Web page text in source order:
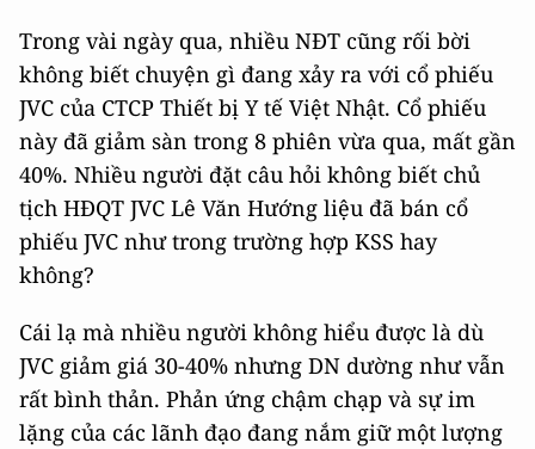
Trong vài ngày qua, nhiều NĐT cũng rối bời
không biết chuyện gì đang xảy ra với cổ phiếu
JVC của CTCP Thiết bị Y tế Việt Nhật. Cổ phiếu
này đã giảm sàn trong 8 phiên vừa qua, mất gần
40%. Nhiều người đặt câu hỏi không biết chủ
tịch HĐQT JVC Lê Văn Hướng liệu đã bán cổ
phiếu JVC như trong trường hợp KSS hay
không?
Cái lạ mà nhiều người không hiểu được là dù
JVC giảm giá 30-40% nhưng DN dường như vẫn
rất bình thản. Phản ứng chậm chạp và sự im
lặng của các lãnh đạo đang nắm giữ một lượng